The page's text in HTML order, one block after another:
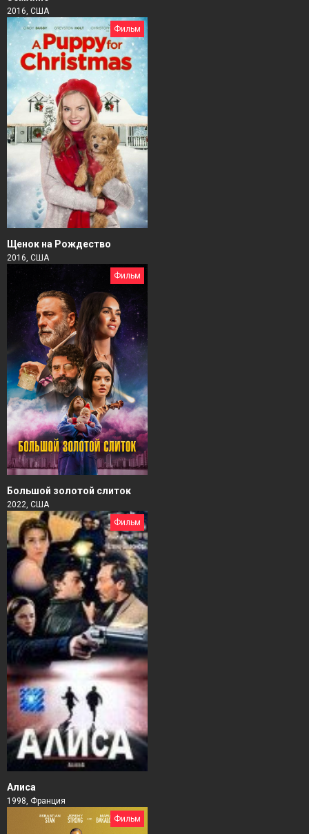
2016, США
Фильм
Щенок на Рождество
2016, США
Фильм
Большой золотой слиток
2022, США
Фильм
Алиса
1998, Франция
Фильм